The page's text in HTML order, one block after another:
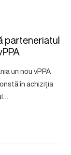
parteneriatul
un nou vPPA
în achiziția